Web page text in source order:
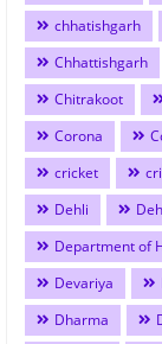
chhatishgarh
Chhattishgarh
Chitrakoot
Corona
cricket
Dehli
Department of
Devariya
Dharma